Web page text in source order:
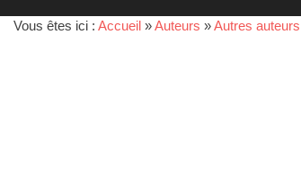
Vous êtes ici : Accueil »Auteurs »Autres auteurs